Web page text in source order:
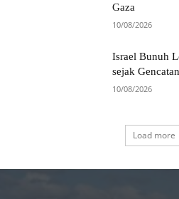
Gaza
10/08/2026
Israel Bunuh
sejak
10/08/2026
Load more